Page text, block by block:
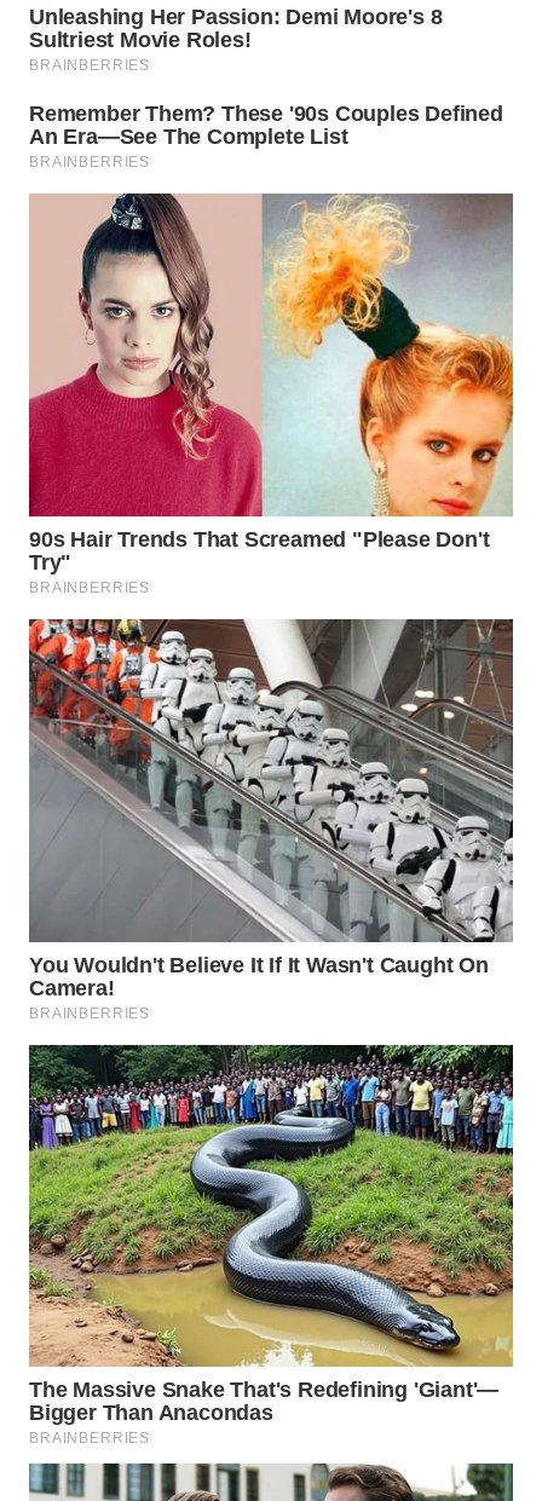
WN
LABUHANBATU
WN
TAPANULI
TENGAH
WN DELI
SERDANG
WN
TEBING
TINGGI
WN
PAKPAK
WN
KARAWANG
WN
BEKASI
WN
BOGOR
DEPOK
UTARA
WN
SAMOSIR
WN
PADANG
LAWAS
WN
SUMEDANG
WN
CIANJUR
WN
KEPULAUAN